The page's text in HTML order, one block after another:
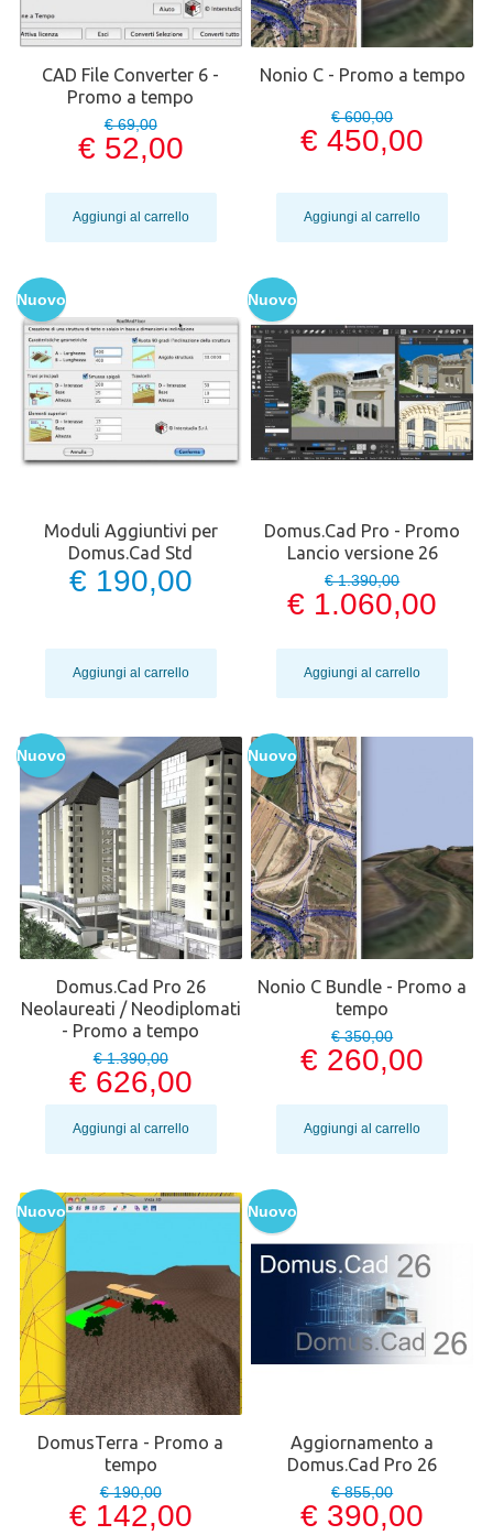
CAD File Converter 6 -
Promo a tempo
€ 69,00
€ 52,00
Aggiungi al carrello
Nonio C - Promo a tempo
€ 600,00
€ 450,00
Aggiungi al carrello
Nuovo
Moduli Aggiuntivi per
Domus.Cad Std
€ 190,00
Aggiungi al carrello
Nuovo
Domus.Cad Pro - Promo
Lancio versione 26
€ 1.390,00
€ 1.060,00
Aggiungi al carrello
Nuovo
Domus.Cad Pro 26
Neolaureati / Neodiplomati
- Promo a tempo
€ 1.390,00
€ 626,00
Aggiungi al carrello
Nuovo
Nonio C Bundle - Promo a
tempo
€ 350,00
€ 260,00
Aggiungi al carrello
Nuovo
DomusTerra - Promo a
tempo
€ 190,00
€ 142,00
Nuovo
Aggiornamento a
Domus.Cad Pro 26
€ 855,00
€ 390,00